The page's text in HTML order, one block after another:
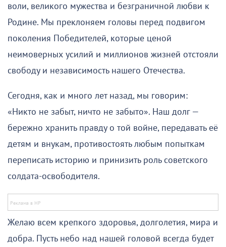
воли, великого мужества и безграничной любви к
Родине. Мы преклоняем головы перед подвигом
поколения Победителей, которые ценой
неимоверных усилий и миллионов жизней отстояли
свободу и независимость нашего Отечества.
Сегодня, как и много лет назад, мы говорим:
«Никто не забыт, ничто не забыто». Наш долг —
бережно хранить правду о той войне, передавать её
детям и внукам, противостоять любым попыткам
переписать историю и принизить роль советского
солдата-освободителя.
Желаю всем крепкого здоровья, долголетия, мира и
добра. Пусть небо над нашей головой всегда будет